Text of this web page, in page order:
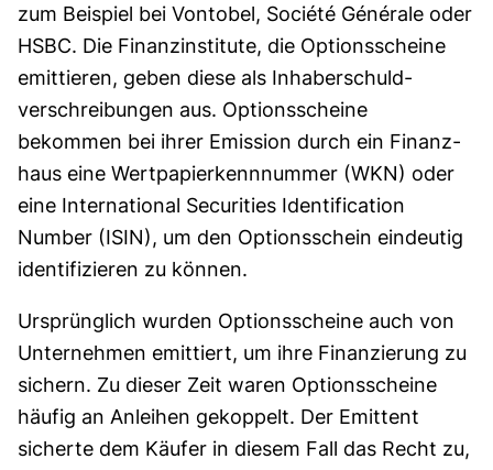
zum Beispiel bei Vontobel, Société Générale oder
HSBC. Die Finanz­institute, die Options­scheine
emittieren, geben diese als Inhaber­schuld­
verschreibungen aus. Options­scheine
bekommen bei ihrer Emission durch ein Finanz­
haus eine Wert­papier­kennnummer (WKN) oder
eine International Securities Identification
Number (ISIN), um den Options­schein eindeutig
identi­­fizieren zu können.
Ursprüng­lich wurden Options­scheine auch von
Unter­nehmen emittiert, um ihre Finan­zierung zu
sichern. Zu dieser Zeit waren Options­scheine
häufig an An­leihen gekoppelt. Der Emittent
sicherte dem Käufer in diesem Fall das Recht zu,